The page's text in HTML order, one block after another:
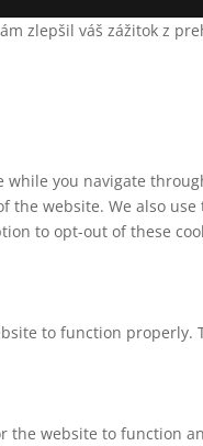
zlepšil váš zážitok z
you navigate
website. We also
to opt-out of these
to function
the website to function